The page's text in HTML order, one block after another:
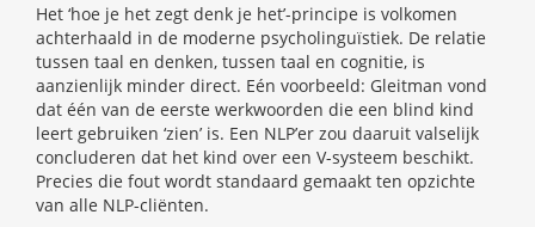
Het ‘hoe je het zegt denk je het’-principe is volkomen
achterhaald in de moderne psycholinguïstiek. De relatie
tussen taal en denken, tussen taal en cognitie, is
aanzienlijk minder direct. Eén voorbeeld: Gleitman vond
dat één van de eerste werkwoorden die een blind kind
leert gebruiken ‘zien’ is. Een NLP’er zou daaruit valselijk
concluderen dat het kind over een V-systeem beschikt.
Precies die fout wordt standaard gemaakt ten opzichte
van alle NLP-cliënten.